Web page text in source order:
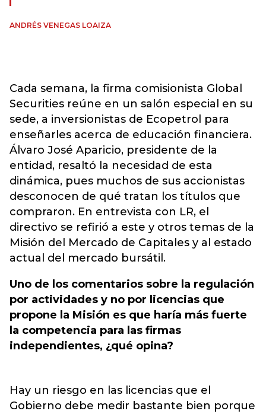
ANDRÉS VENEGAS LOAIZA
Cada semana, la firma comisionista Global
Securities reúne en un salón especial en su
sede, a inversionistas de Ecopetrol para
enseñarles acerca de educación financiera.
Álvaro José Aparicio, presidente de la
entidad, resaltó la necesidad de esta
dinámica, pues muchos de sus accionistas
desconocen de qué tratan los títulos que
compraron. En entrevista con LR, el
directivo se refirió a este y otros temas de la
Misión del Mercado de Capitales y al estado
actual del mercado bursátil.
Uno de los comentarios sobre la regulación
por actividades y no por licencias que
propone la Misión es que haría más fuerte
la competencia para las firmas
independientes, ¿qué opina?
Hay un riesgo en las licencias que el
Gobierno debe medir bastante bien porque